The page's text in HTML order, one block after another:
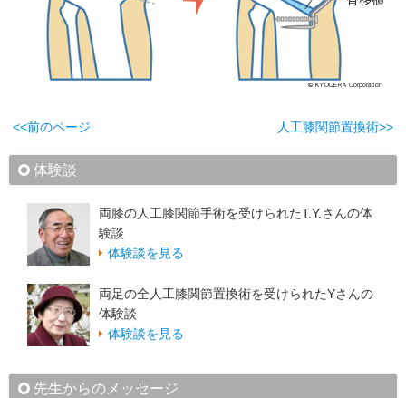
<<前のページ 人工膝関節置換術>>
体験談
両膝の人工膝関節手術を受けられたT.Y.さんの体
験談
体験談を見る
両足の全人工膝関節置換術を受けられたYさんの
体験談
体験談を見る
先生からのメッセージ